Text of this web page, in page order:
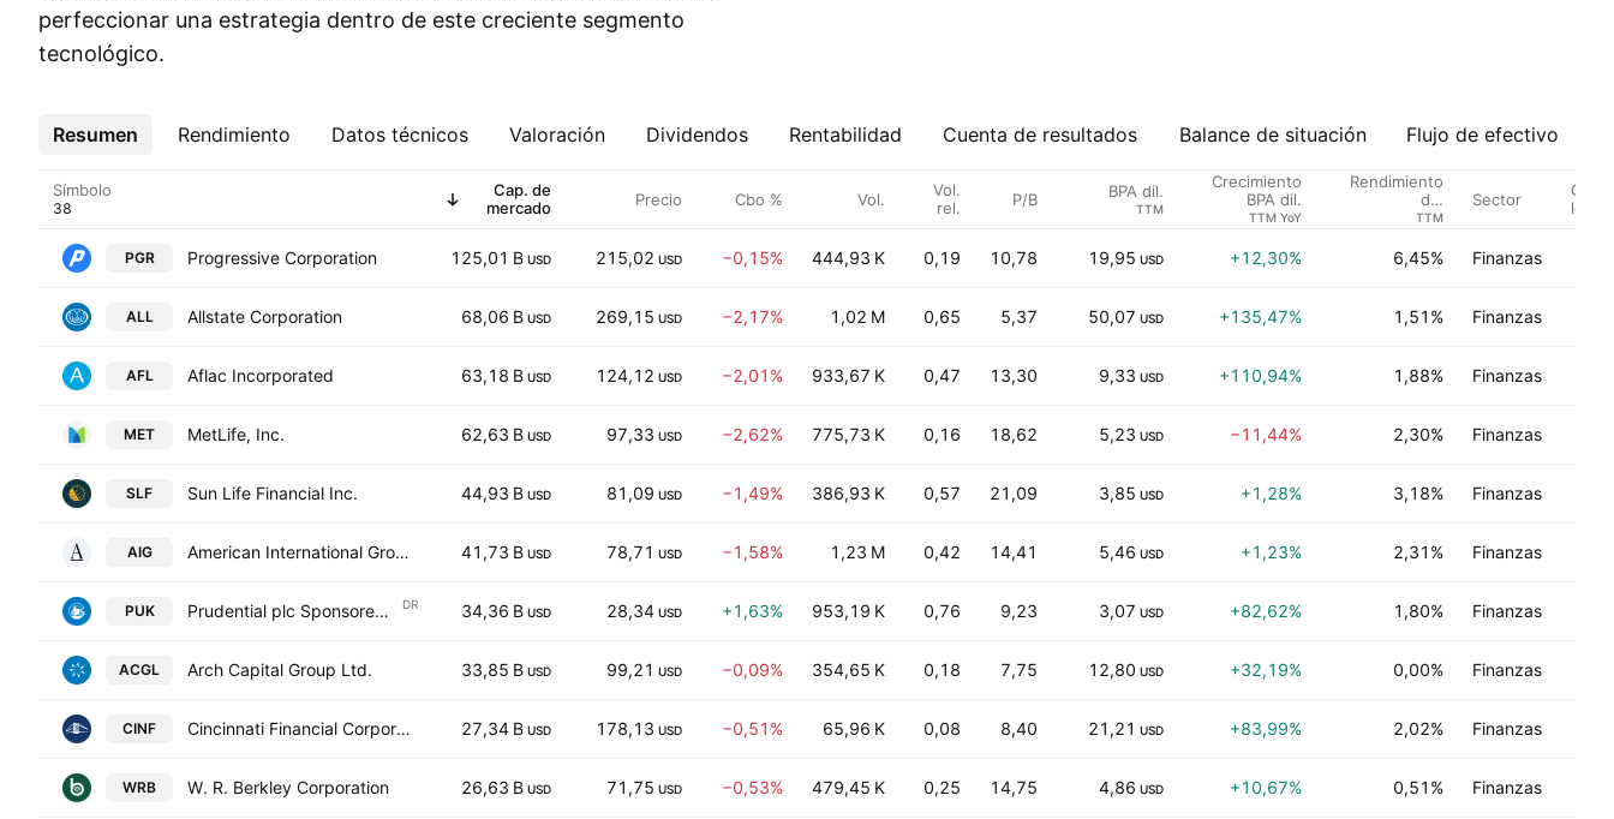
perfeccionar una estrategia dentro de este creciente segmento
tecnológico.
Resumen Rendimiento Datos técnicos Valoración Dividendos Rentabilidad Cuenta de resultados Balance de situación Flujo de efectivo
Más
Símbolo
Cap. de
mercado
Precio Cbo % Vol.
Vol.
rel.
P/B BPA dil.
TTM
Crecimiento
BPA dil.
TTM YoY
Rendimiento
del
dividendo %
TTM
Sector
los
PGR Progressive Corporation 125,01 B USD 215,02 USD −0,15% 444,93 K 0,19 10,78 19,95 USD +12,30% 6,45% Finanzas
ALL Allstate Corporation 68,06 B USD 269,15 USD −2,17% 1,02 M 0,65 5,37 50,07 USD +135,47% 1,51% Finanzas
AFL Aflac Incorporated 63,18 B USD 124,12 USD −2,01% 933,67 K 0,47 13,30 9,33 USD +110,94% 1,88% Finanzas
MET MetLife, Inc. 62,63 B USD 97,33 USD −2,62% 775,73 K 0,16 18,62 5,23 USD −11,44% 2,30% Finanzas
SLF Sun Life Financial Inc. 44,93 B USD 81,09 USD −1,49% 386,93 K 0,57 21,09 3,85 USD +1,28% 3,18% Finanzas
AIG American International Group, Inc. 41,73 B USD 78,71 USD −1,58% 1,23 M 0,42 14,41 5,46 USD +1,23% 2,31% Finanzas
PUK Prudential plc Sponsored ADR DR 34,36 B USD 28,34 USD +1,63% 953,19 K 0,76 9,23 3,07 USD +82,62% 1,80% Finanzas
ACGL Arch Capital Group Ltd. 33,85 B USD 99,21 USD −0,09% 354,65 K 0,18 7,75 12,80 USD +32,19% 0,00% Finanzas
CINF Cincinnati Financial Corporation 27,34 B USD 178,13 USD −0,51% 65,96 K 0,08 8,40 21,21 USD +83,99% 2,02% Finanzas
WRB W. R. Berkley Corporation 26,63 B USD 71,75 USD −0,53% 479,45 K 0,25 14,75 4,86 USD +10,67% 0,51% Finanzas